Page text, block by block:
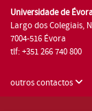
Universidade de
Largo dos Colegiais,
7004-516 Évora
tlf: +351 266 740 800
outros contactos